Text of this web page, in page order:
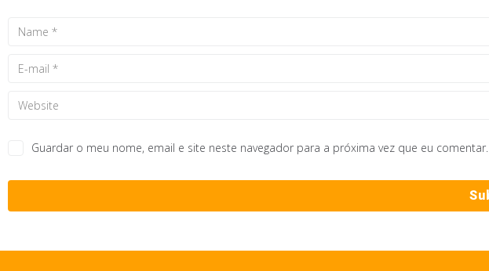
Guardar o meu nome, email e site neste navegador para a próxima vez que eu comentar.